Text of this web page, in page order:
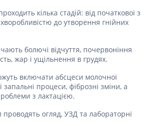
кілька стадій: від початкової з
до утворення гнійних
болючі відчуття, почервоніння
жар і ущільнення в грудях.
включати абсцеси молочної
запальні процеси, фіброзні зміни, а
з лактацією.
проводять огляд, УЗД та лабораторні